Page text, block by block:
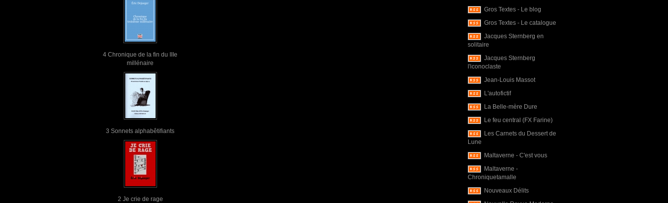
4 Chronique de la fin du IIIe
millénaire
3 Sonnets alphabêtifiants
2 Je crie de rage
Gros Textes - Le blog
Gros Textes - Le catalogue
Jacques Sternberg en
solitaire
Jacques Sternberg
l'iconoclaste
Jean-Louis Massot
L'autofictif
La Belle-mère Dure
Le feu central (FX Farine)
Les Carnets du Dessert de
Lune
Maltaverne - C'est vous
Maltaverne -
Chroniquetamalle
Nouveaux Délits